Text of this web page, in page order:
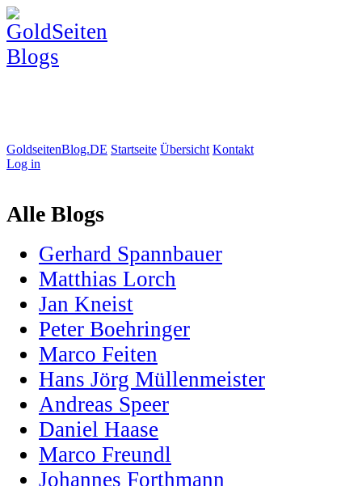
GoldseitenBlog.DE Startseite Übersicht Kontakt
Log in
Alle Blogs
Gerhard Spannbauer
Matthias Lorch
Jan Kneist
Peter Boehringer
Marco Feiten
Hans Jörg Müllenmeister
Andreas Speer
Daniel Haase
Marco Freundl
Johannes Forthmann